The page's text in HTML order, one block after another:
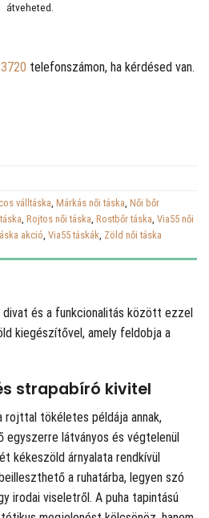
átveheted.
telefonszámon, ha kérdésed van.
válltáska, Márkás női táska, Női bőr
, Rojtos női táska, Rostbőr táska, Via55 női
akció, Via55 táskák, Zöld női táska
divat és a funkcionalitás között ezzel
kiegészítővel, amely feldobja a
strapabíró kivitel
rojttal tökéletes példája annak,
egyszerre látványos és végtelenül
kékeszöld árnyalata rendkívül
a ruhatárba, legyen szó
irodai viseletről. A puha tapintású